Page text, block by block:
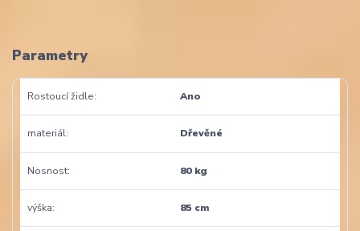
Parametry
Rostoucí židle Ano
materiál Dřevěné
Nosnost 80 kg
výška 85 cm